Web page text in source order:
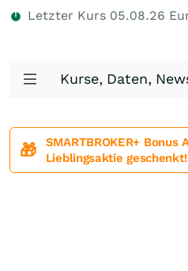
Letzter Kurs 05.08.26
Kurse, Daten,
🎁
SMARTBROKER+ Bonus
Lieblingsaktie geschenkt!